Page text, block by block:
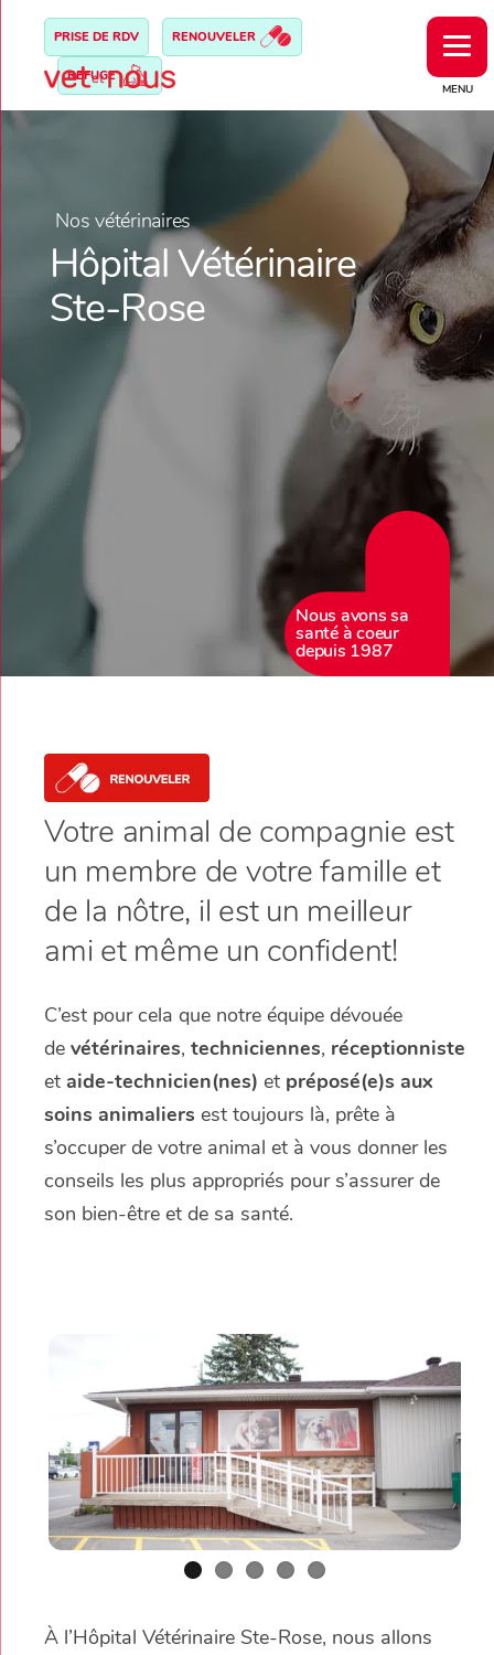
MENU
PRISE DE RDV RENOUVELER
REFUGE
Nos vétérinaires
Hôpital Vétérinaire
Ste-Rose
Nous avons sa
santé à coeur
depuis 1987
Votre animal de compagnie est
un membre de votre famille et
de la nôtre, il est un meilleur
ami et même un confident!
C’est pour cela que notre équipe dévouée
de vétérinaires, techniciennes, réceptionniste
et aide-technicien(nes) et préposé(e)s aux
soins animaliers est toujours là, prête à
s’occuper de votre animal et à vous donner les
conseils les plus appropriés pour s’assurer de
son bien-être et de sa santé.
À l’Hôpital Vétérinaire Ste-Rose, nous allons